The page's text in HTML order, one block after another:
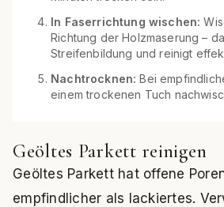
In Faserrichtung wischen:
Richtung der Holzmaserung –
Streifenbildung und reinigt
Nachtrocknen: Bei
einem trockenen Tuch
Geöltes Parkett reinigen
Geöltes Parkett hat offene
empfindlicher als lackiertes.